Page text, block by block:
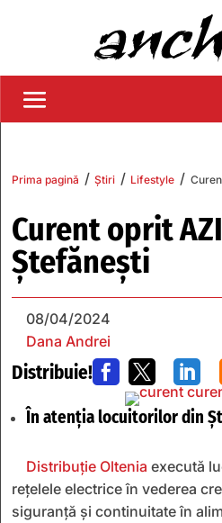
Prima pagină / Știri / Lifestyle /
Curent oprit
Ștefănești
08/04/2024
Dana Andrei
Distribuie!   
În atenția locuitorilor din
Distribuție Oltenia execută
rețelele electrice în vederea
siguranță și continuitate în